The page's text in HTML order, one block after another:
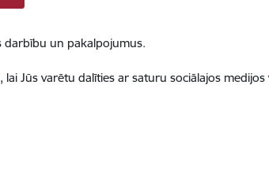
darbību un pakalpojumus.
Jūs varētu dalīties ar saturu sociālajos